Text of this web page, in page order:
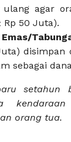
ulang agar
Rp 50 Juta).
disimpan
sebagai
setahun
orang tua.